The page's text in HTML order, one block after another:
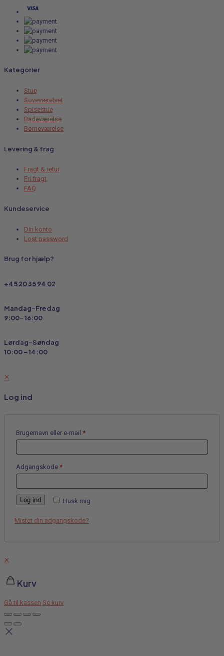
Kategorier
Stue
Soveværelset
Spisestue
Badeværelse
Børneværelse
Levering & frag
Fragt & retur
Fri fragt
FAQ
Kundeservice
Din konto
Lost password
Brug for hjælp?
+45 20 35 94 02
Mandag-Fredag
9:00- 16:00
Lørdag-Søndag
10:00 - 14:00
✕
Log ind
Brugernavn eller e-mail *
Adgangskode *
Husk mig
Log ind
Mistet din adgangskode?
✕
Kurv
Gå til kassen Se kurv